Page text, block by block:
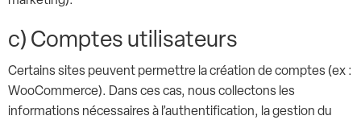
c) Comptes utilisateurs
Certains sites peuvent permettre la création de comptes (ex :
WooCommerce). Dans ces cas, nous collectons les
informations nécessaires à l’authentification, la gestion du